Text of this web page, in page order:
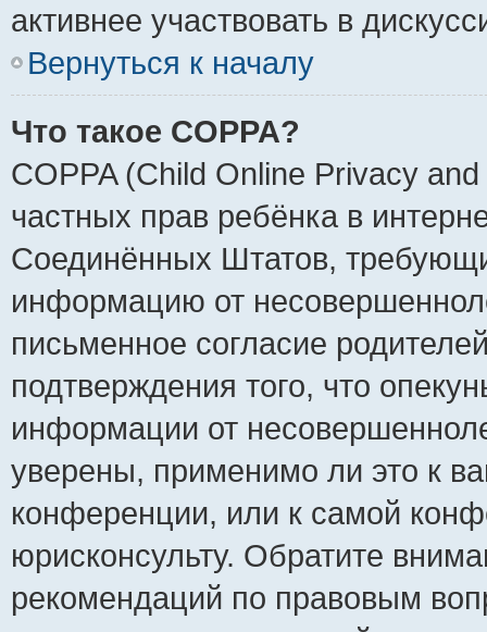
активнее участвовать в
Вернуться к началу
Что такое COPPA?
COPPA (Child Online Privacy
частных прав ребёнка в
Соединённых Штатов,
информацию от
письменное согласие
подтверждения того, что
информации от
уверены, применимо ли это к
конференции, или к самой
юрисконсульту. Обратите
рекомендаций по правовым